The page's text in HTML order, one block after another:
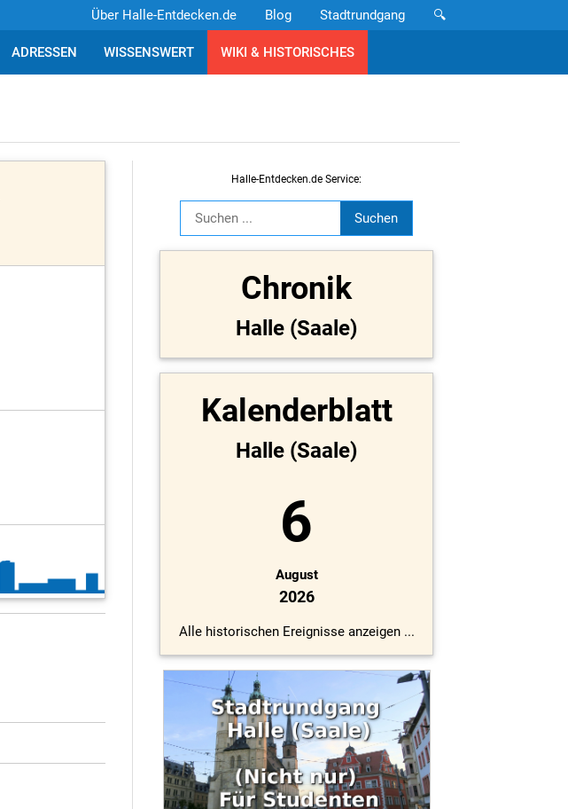
🔍
Stadtrundgang
Blog
Über Halle-Entdecken.de
ADRESSEN WISSENSWERT WIKI & HISTORISCHES
Halle-Entdecken.de Service:
Chronik
Halle (Saale)
Kalenderblatt
Halle (Saale)
6
August
2026
Alle historischen Ereignisse anzeigen ...